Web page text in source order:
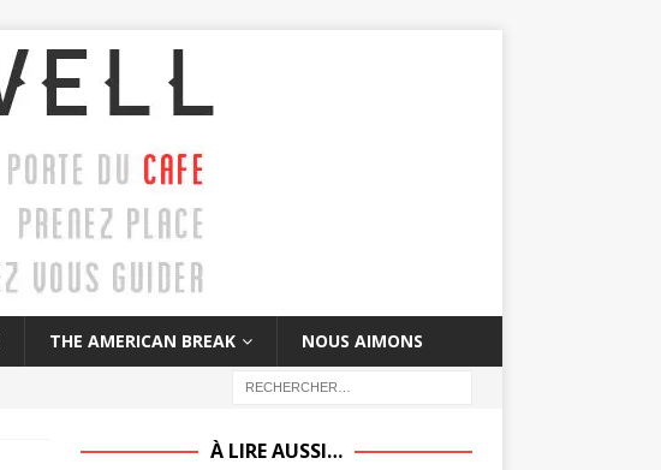
THE AMERICAN BREAK NOUS AIMONS
À LIRE AUSSI…